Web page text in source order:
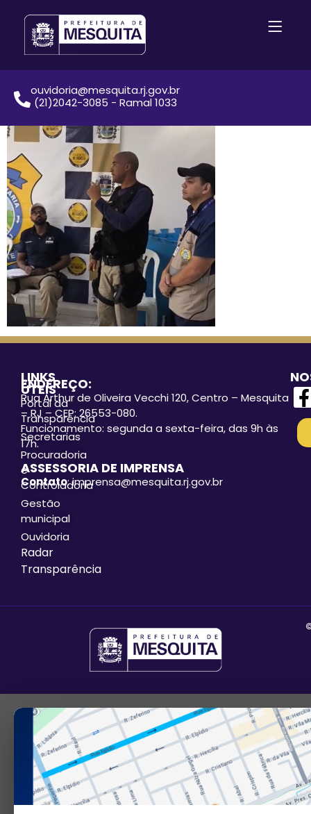
ouvidoria@mesquita.rj.gov.br
(21)2042-3085 - Ramal 1033
LINKS
ÚTEIS
Portal da
Transparência
Secretarias
Procuradoria
e
Controladoria
Gestão
municipal
Ouvidoria
Radar
Transparência
ENDEREÇO:
Rua Arthur de Oliveira Vecchi 120, Centro – Mesquita
– RJ – CEP: 26553-080.
Funcionamento: segunda a sexta-feira, das 9h às
17h.
ASSESSORIA DE IMPRENSA
Contato: imprensa@mesquita.rj.gov.br